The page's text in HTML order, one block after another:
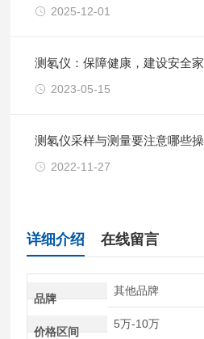
2025-12-01
测氡仪：保障健康，建设安全
2023-05-15
测氡仪采样与测量要注意哪些
2022-11-27
详细介绍 在线留言
品牌
其他品牌
价格区间
5万-10万